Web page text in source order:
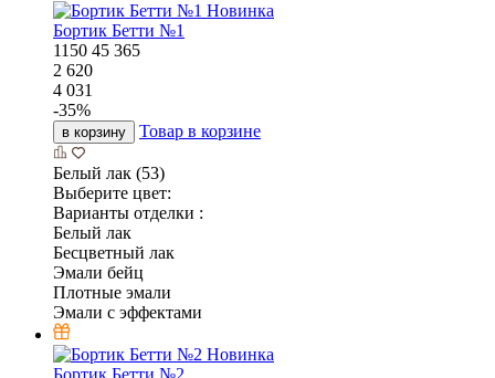
Новинка
Бортик Бетти №1
1150 45 365
2 620
4 031
-35%
в корзину Товар в корзине
Белый лак (53)
Выберите цвет:
Варианты отделки :
Белый лак
Бесцветный лак
Эмали бейц
Плотные эмали
Эмали с эффектами
Новинка